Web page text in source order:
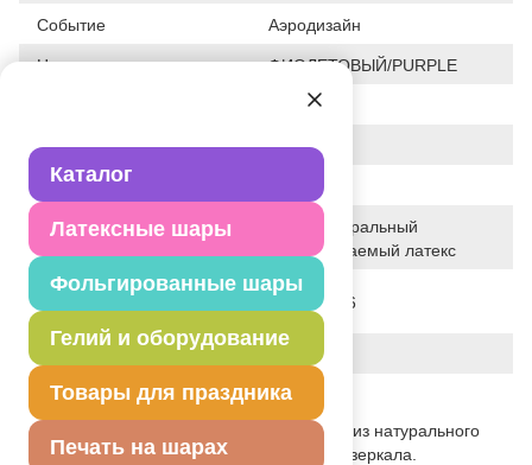
Каталог
Латексные шары
Фольгированные шары
Гелий и оборудование
Товары для праздника
Печать на шарах
Событие Аэродизайн
Цвет ФИОЛЕТОВЫЙ/PURPLE
Форма КРУГЛЫЙ
Общие размеры 12"/30СМ
Исходный материал
100% натуральный
биоразлагаемый латекс
Дата последнего
изменения элемента
05-07-2026
Описание товара
Одноцветный высококачественный шар из натурального
латекса. Тип - хром - шар с эффесктом зеркала.